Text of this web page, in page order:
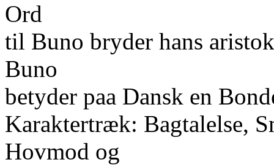
Ord
til Buno bryder hans
Buno
betyder paa Dansk en
Karaktertræk: Bagtalelse,
Hovmod og